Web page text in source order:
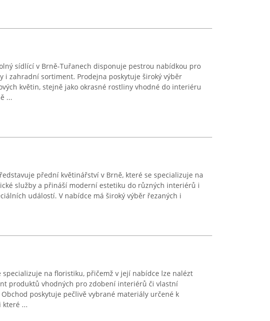
sídlící v Brně-Tuřanech disponuje pestrou nabídkou pro
i zahradní sortiment. Prodejna poskytuje široký výběr
květin, stejně jako okrasné rostliny vhodné do interiéru
...
přední květinářství v Brně, které se specializuje na
služby a přináší moderní estetiku do různých interiérů i
událostí. V nabídce má široký výběr řezaných i
specializuje na floristiku, přičemž v její nabídce lze nalézt
produktů vhodných pro zdobení interiérů či vlastní
poskytuje pečlivě vybrané materiály určené k
které ...